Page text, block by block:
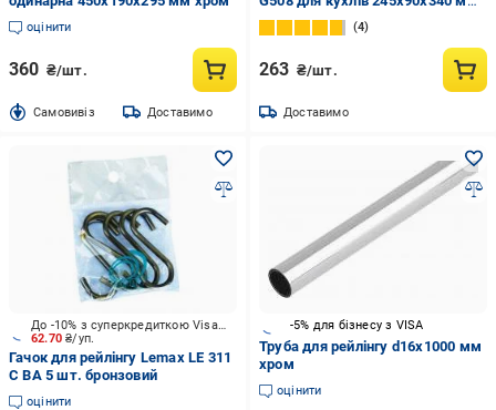
оцінити
360 ₴/шт.
Cамовивіз Доставимо
хром
4
263 ₴/шт.
Доставимо
62.70₴/уп.
До -10% з суперкредиткою Visa Вигода
Гачок для рейлінгу Lemax LE 311
С BA 5 шт. бронзовий
оцінити
-5% для бізнесу з VISA
Труба для рейлінгу d16x1000 мм
хром
оцінити